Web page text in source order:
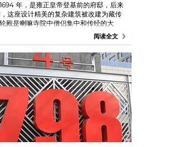
年，是雍正皇帝登基前的府邸，后来
这座设计精美的复杂建筑被改建为藏传
殿是喇嘛寺院中僧侣集中和传经的大
喀巴（藏传佛教黄教的创始人）的大型铜
阅读全文